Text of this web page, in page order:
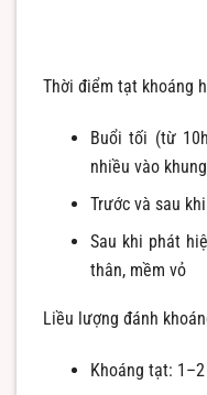
Thời điểm tạt khoáng
Buổi tối (từ
nhiều vào
Trước và sau
Sau khi phát
thân, mềm vỏ
Liều lượng đánh
Khoáng tạt: